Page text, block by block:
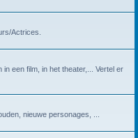
Actrices.
een film, in het theater,... Vertel er
nieuwe personages, ...